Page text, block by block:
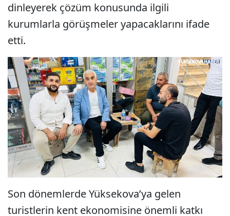
dinleyerek çözüm konusunda ilgili
kurumlarla görüşmeler yapacaklarını ifade
etti.
Son dönemlerde Yüksekova’ya gelen
turistlerin kent ekonomisine önemli katkı